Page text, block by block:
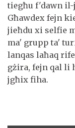
tiegħu f'dawn
Għawdex fejn
jieħdu xi selfie
ma' grupp ta'
lanqas laħaq
gżira, fejn qal li
jgħix fiha.